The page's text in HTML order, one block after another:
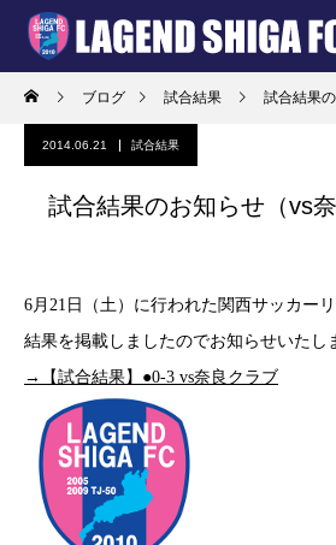
ブログ 試合結果 試合結果
2014.06.21 試合結果
試合結果のお知らせ（vs奈
6月21日（土）に行われた関西サッカー
結果を掲載しましたのでお知らせいたし
→【試合結果】●0-3 vs奈良クラブ